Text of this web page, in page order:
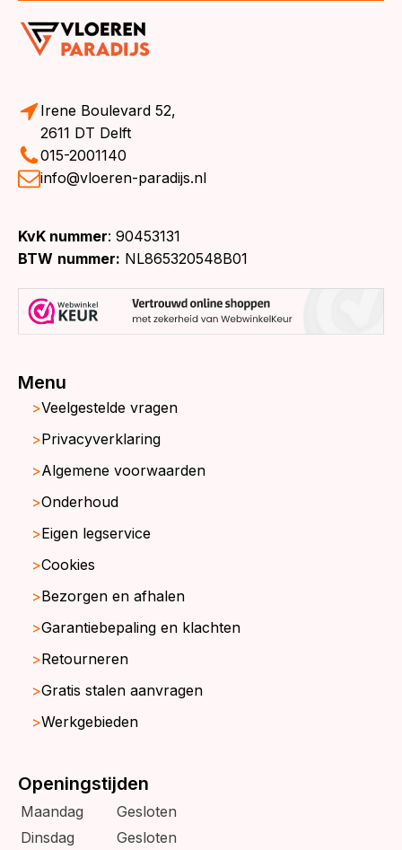
Irene Boulevard 52,
2611 DT Delft
015-2001140
info@vloeren-paradijs.nl
KvK nummer: 90453131
BTW nummer: NL865320548B01
Menu
Veelgestelde vragen
Privacyverklaring
Algemene voorwaarden
Onderhoud
Eigen legservice
Cookies
Bezorgen en afhalen
Garantiebepaling en klachten
Retourneren
Gratis stalen aanvragen
Werkgebieden
Openingstijden
Maandag
Gesloten
Dinsdag
Gesloten